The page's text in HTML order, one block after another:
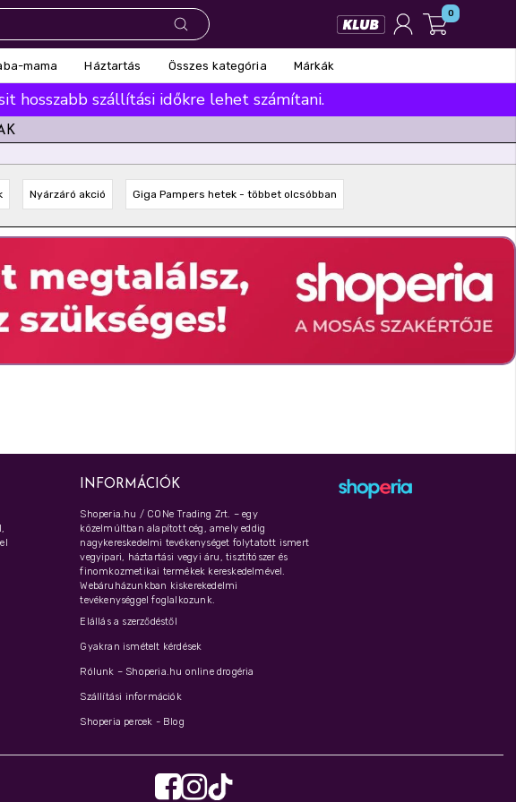
0
mama Háztartás Összes kategória Márkák
hosszabb szállítási időkre lehet számítani.
Nyárzáró akció Giga Pampers hetek - többet olcsóbban
INFORMÁCIÓK
Shoperia.hu / CONe Trading Zrt. – egy
közelmúltban alapított cég, amely eddig
nagykereskedelmi tevékenységet folytatott ismert
vegyipari, háztartási vegyi áru, tisztítószer és
finomkozmetikai termékek kereskedelmével.
Webáruházunkban kiskerekedelmi
tevékenységgel foglalkozunk.
Elállás a szerződéstől
Gyakran ismételt kérdések
Rólunk – Shoperia.hu online drogéria
Szállítási információk
Shoperia percek - Blog